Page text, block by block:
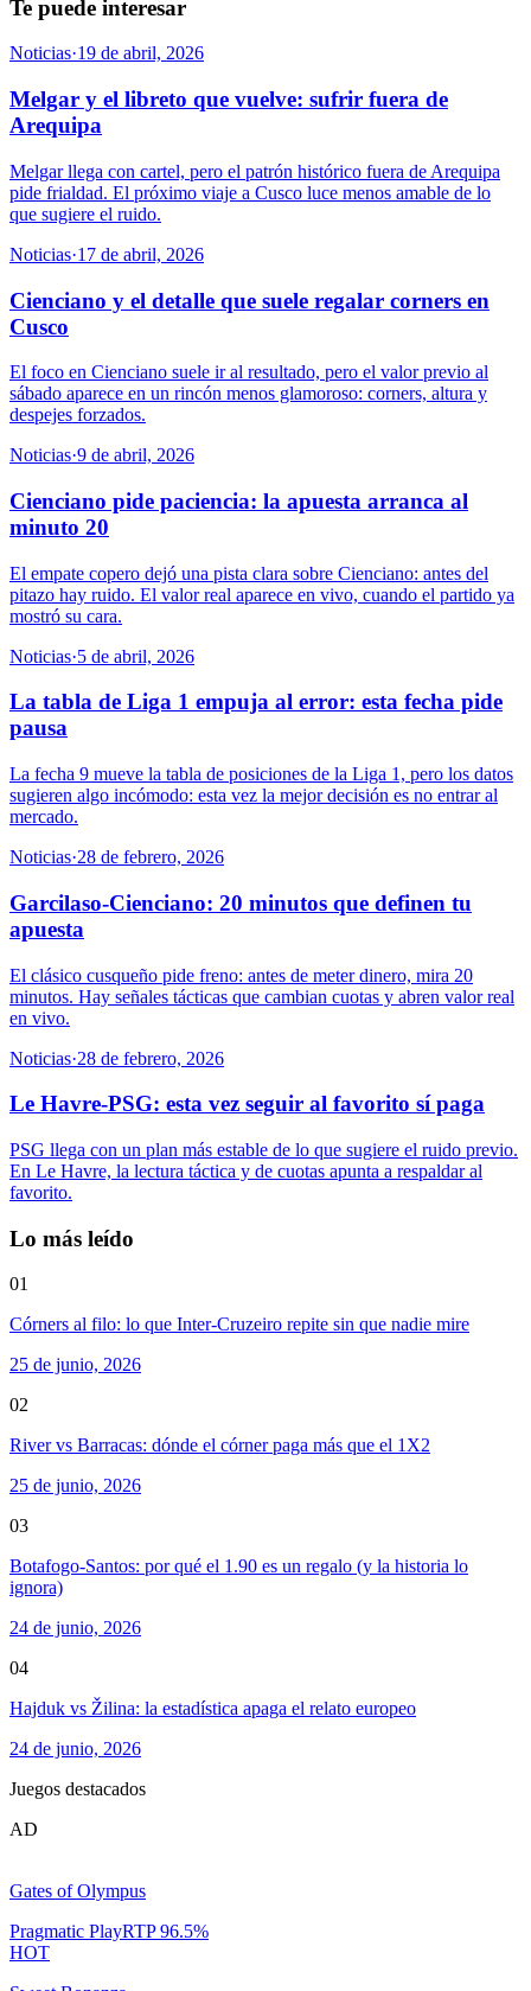
Te puede interesar
Noticias·19 de abril, 2026
Melgar y el libreto que vuelve: sufrir fuera de
Arequipa
Melgar llega con cartel, pero el patrón histórico fuera de Arequipa
pide frialdad. El próximo viaje a Cusco luce menos amable de lo
que sugiere el ruido.
Noticias·17 de abril, 2026
Cienciano y el detalle que suele regalar corners en
Cusco
El foco en Cienciano suele ir al resultado, pero el valor previo al
sábado aparece en un rincón menos glamoroso: corners, altura y
despejes forzados.
Noticias·9 de abril, 2026
Cienciano pide paciencia: la apuesta arranca al
minuto 20
El empate copero dejó una pista clara sobre Cienciano: antes del
pitazo hay ruido. El valor real aparece en vivo, cuando el partido ya
mostró su cara.
Noticias·5 de abril, 2026
La tabla de Liga 1 empuja al error: esta fecha pide
pausa
La fecha 9 mueve la tabla de posiciones de la Liga 1, pero los datos
sugieren algo incómodo: esta vez la mejor decisión es no entrar al
mercado.
Noticias·28 de febrero, 2026
Garcilaso-Cienciano: 20 minutos que definen tu
apuesta
El clásico cusqueño pide freno: antes de meter dinero, mira 20
minutos. Hay señales tácticas que cambian cuotas y abren valor real
en vivo.
Noticias·28 de febrero, 2026
Le Havre-PSG: esta vez seguir al favorito sí paga
PSG llega con un plan más estable de lo que sugiere el ruido previo.
En Le Havre, la lectura táctica y de cuotas apunta a respaldar al
favorito.
Lo más leído
01
Córners al filo: lo que Inter-Cruzeiro repite sin que nadie mire
25 de junio, 2026
02
River vs Barracas: dónde el córner paga más que el 1X2
25 de junio, 2026
03
Botafogo-Santos: por qué el 1.90 es un regalo (y la historia lo
ignora)
24 de junio, 2026
04
Hajduk vs Žilina: la estadística apaga el relato europeo
24 de junio, 2026
Juegos destacados
AD
Gates of Olympus
Pragmatic PlayRTP96.5%
HOT